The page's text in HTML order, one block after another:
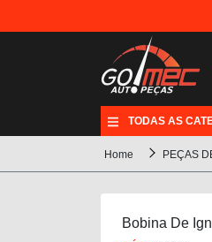
TODAS AS
Home PEÇAS
Bobina De